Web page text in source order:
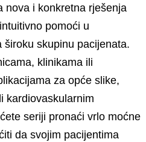
nova i konkretna rješenja
pomoći u
skupinu pacijenata.
klinikama ili
za opće slike,
kardiovaskularnim
seriji pronaći vrlo moćne
da svojim pacijentima